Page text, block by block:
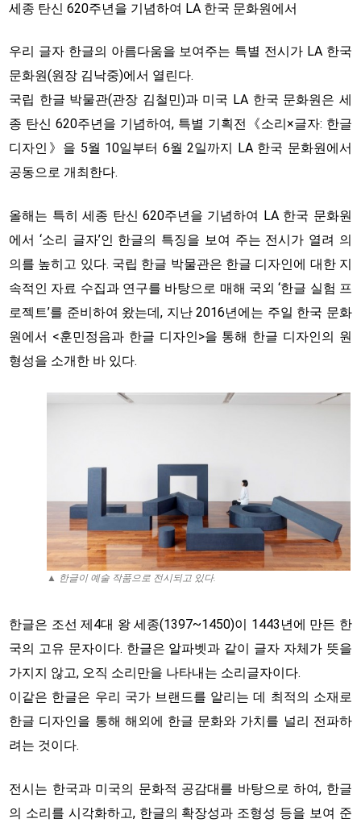
세종 탄신 620주년을 기념하여 LA 한국 문화원에서
우리 글자 한글의 아름다움을 보여주는 특별 전시가 LA 한국
문화원(원장 김낙중)에서 열린다.
국립 한글 박물관(관장 김철민)과 미국 LA 한국 문화원은 세
종 탄신 620주년을 기념하여, 특별 기획전《소리×글자: 한글
디자인》을 5월 10일부터 6월 2일까지 LA 한국 문화원에서
공동으로 개최한다.
올해는 특히 세종 탄신 620주년을 기념하여 LA 한국 문화원
에서 ‘소리 글자’인 한글의 특징을 보여 주는 전시가 열려 의
의를 높히고 있다. 국립 한글 박물관은 한글 디자인에 대한 지
속적인 자료 수집과 연구를 바탕으로 매해 국외 ‘한글 실험 프
로젝트’를 준비하여 왔는데, 지난 2016년에는 주일 한국 문화
원에서 <훈민정음과 한글 디자인>을 통해 한글 디자인의 원
형성을 소개한 바 있다.
▲ 한글이 예술 작품으로 전시되고 있다.
한글은 조선 제4대 왕 세종(1397~1450)이 1443년에 만든 한
국의 고유 문자이다. 한글은 알파벳과 같이 글자 자체가 뜻을
가지지 않고, 오직 소리만을 나타내는 소리글자이다.
이같은 한글은 우리 국가 브랜드를 알리는 데 최적의 소재로
한글 디자인을 통해 해외에 한글 문화와 가치를 널리 전파하
려는 것이다.
전시는 한국과 미국의 문화적 공감대를 바탕으로 하여, 한글
의 소리를 시각화하고, 한글의 확장성과 조형성 등을 보여 준